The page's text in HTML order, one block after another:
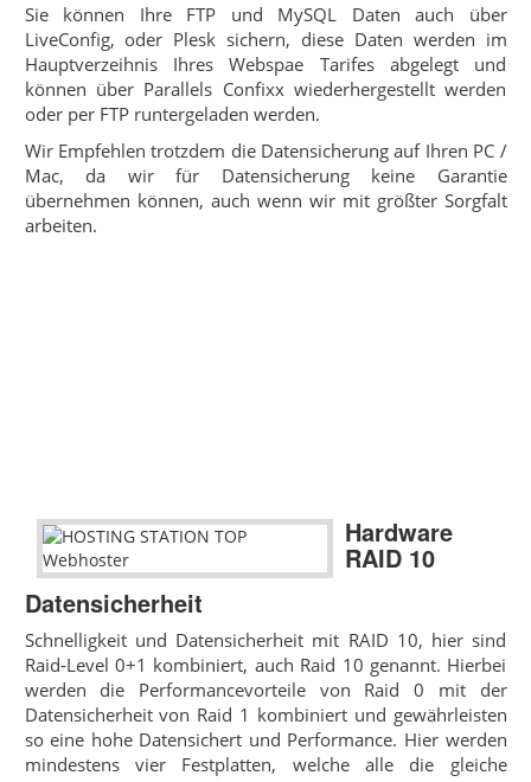
Sie können Ihre FTP und MySQL Daten auch über
LiveConfig, oder Plesk sichern, diese Daten werden im
Hauptverzeihnis Ihres Webspae Tarifes abgelegt und
können über Parallels Confixx wiederhergestellt werden
oder per FTP runtergeladen werden.
Wir Empfehlen trotzdem die Datensicherung auf Ihren PC /
Mac, da wir für Datensicherung keine Garantie
übernehmen können, auch wenn wir mit größter Sorgfalt
arbeiten.
Hardware
RAID 10
Datensicherheit
Schnelligkeit und Datensicherheit mit RAID 10, hier sind
Raid-Level 0+1 kombiniert, auch Raid 10 genannt. Hierbei
werden die Performancevorteile von Raid 0 mit der
Datensicherheit von Raid 1 kombiniert und gewährleisten
so eine hohe Datensichert und Performance. Hier werden
mindestens vier Festplatten, welche alle die gleiche